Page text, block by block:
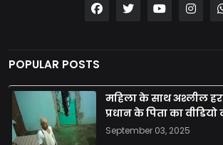
POPULAR POSTS
महिला के साथ अश्लील
प्रधान के पिता का
September 03, 2025